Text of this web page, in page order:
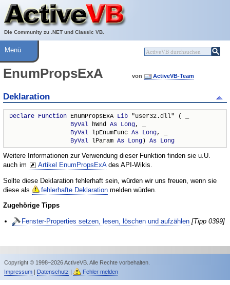
Die Community zu .NET und Classic VB.
Über ActiveVB
Hilfe
Menü
EnumPropsExA von ActiveVB-Team
Deklaration
Declare Function EnumPropsExA Lib "user32.dll" ( _
ByVal hWnd As Long, _
ByVal lpEnumFunc As Long, _
ByVal lParam As Long) As Long
Weitere Informationen zur Verwendung dieser Funktion finden sie u.U.
auch im
Artikel EnumPropsExAdes API-Wikis.
Sollte diese Deklaration fehlerhaft sein, würden wir uns freuen, wenn sie
diese als
fehlerhafte Deklaration melden würden.
Zugehörige Tipps
Fenster-Properties setzen, lesen, löschen und aufzählen [Tipp 0399]
Copyright © 1998–2026 ActiveVB. Alle Rechte vorbehalten.
Impressum| Datenschutz | Fehler melden